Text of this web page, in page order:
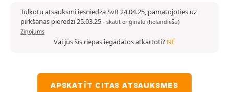
Tulkotu atsauksmi iesniedza SvR 24.04.25, pamatojoties uz
pirkšanas pieredzi 25.03.25- skatīt oriģinālu (holandiešu)
Ziņojums
Vai jūs šīs riepas iegādātos atkārtoti? NĒ
APSKATĪT CITAS ATSAUKSMES